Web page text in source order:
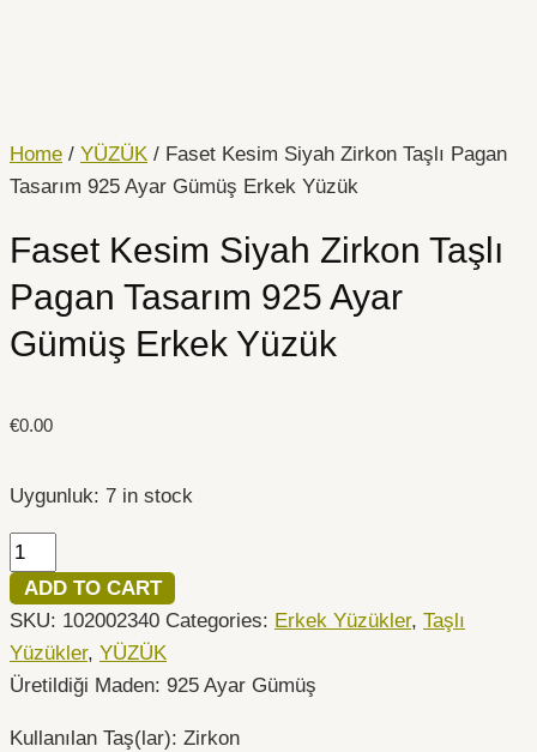
Home / YÜZÜK / Faset Kesim Siyah Zirkon Taşlı Pagan
Tasarım 925 Ayar Gümüş Erkek Yüzük
Faset Kesim Siyah Zirkon Taşlı
Pagan Tasarım 925 Ayar
Gümüş Erkek Yüzük
€0.00
Uygunluk: 7 in stock
Taşlı
Pagan
925
Gümüş
Erkek
ADD TO CART
SKU: 102002340 Categories: Erkek Yüzükler, Taşlı
Yüzükler, YÜZÜK
Üretildiği Maden: 925 Ayar Gümüş
Kullanılan Taş(lar): Zirkon